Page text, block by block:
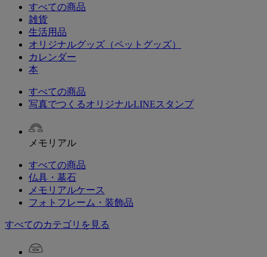
すべての商品
雑貨
生活用品
オリジナルグッズ（ペットグッズ）
カレンダー
本
すべての商品
写真でつくるオリジナルLINEスタンプ
メモリアル
すべての商品
仏具・墓石
メモリアルケース
フォトフレーム・装飾品
すべてのカテゴリを見る